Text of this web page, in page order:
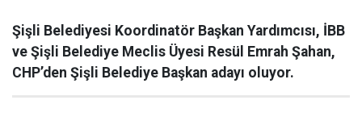
Şişli Belediyesi Koordinatör Başkan Yardımcısı, İBB
ve Şişli Belediye Meclis Üyesi Resül Emrah Şahan,
CHP’den Şişli Belediye Başkan adayı oluyor.